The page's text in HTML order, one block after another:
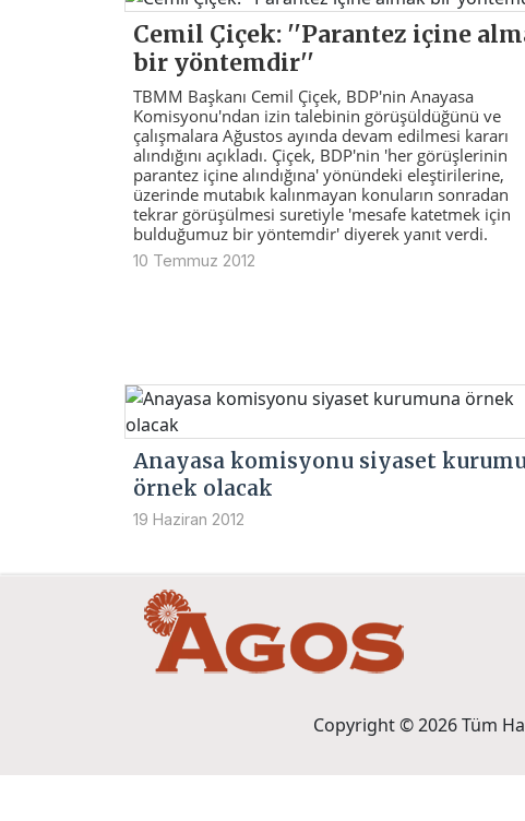
Cemil Çiçek: ''Parantez içine
bir yöntemdir''
TBMM Başkanı Cemil Çiçek, BDP'nin Anayasa
Komisyonu'ndan izin talebinin görüşüldüğünü ve
çalışmalara Ağustos ayında devam edilmesi kararı
alındığını açıkladı. Çiçek, BDP'nin 'her görüşlerinin
parantez içine alındığına' yönündeki eleştirilerine,
üzerinde mutabık kalınmayan konuların sonradan
tekrar görüşülmesi suretiyle 'mesafe katetmek için
bulduğumuz bir yöntemdir' diyerek yanıt verdi.
10 Temmuz 2012
Anayasa komisyonu siyaset
örnek olacak
19 Haziran 2012
Copyright © 2026 Tüm